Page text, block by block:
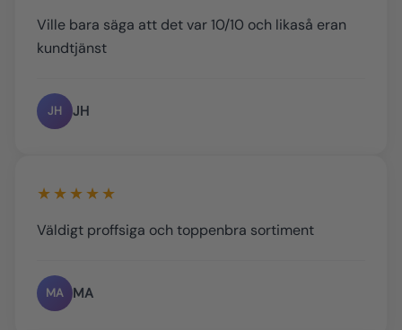
Ville bara säga att det var 10/10 och likaså eran
kundtjänst
JH JH
★★★★★
Väldigt proffsiga och toppenbra sortiment
MA MA